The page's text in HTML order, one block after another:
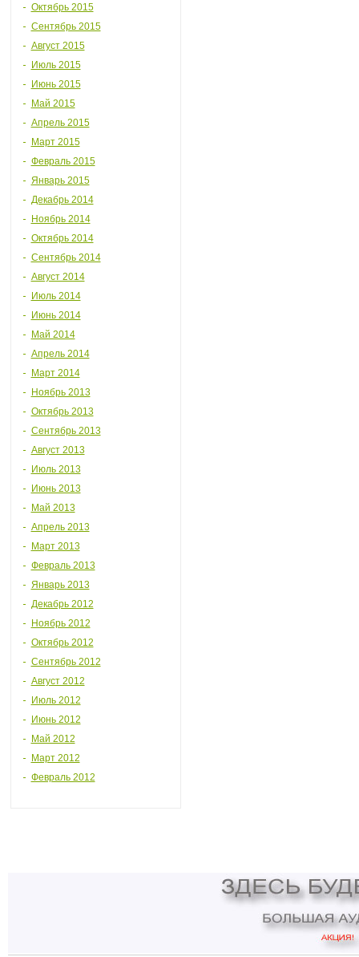
Октябрь 2015
Сентябрь 2015
Август 2015
Июль 2015
Июнь 2015
Май 2015
Апрель 2015
Март 2015
Февраль 2015
Январь 2015
Декабрь 2014
Ноябрь 2014
Октябрь 2014
Сентябрь 2014
Август 2014
Июль 2014
Июнь 2014
Май 2014
Апрель 2014
Март 2014
Ноябрь 2013
Октябрь 2013
Сентябрь 2013
Август 2013
Июль 2013
Июнь 2013
Май 2013
Апрель 2013
Март 2013
Февраль 2013
Январь 2013
Декабрь 2012
Ноябрь 2012
Октябрь 2012
Сентябрь 2012
Август 2012
Июль 2012
Июнь 2012
Май 2012
Март 2012
Февраль 2012